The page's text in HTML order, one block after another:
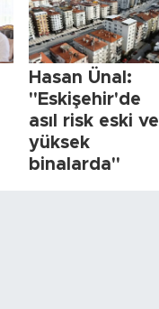
Hasan Ünal:
"Eskişehir'de
asıl risk eski ve
yüksek
binalarda"